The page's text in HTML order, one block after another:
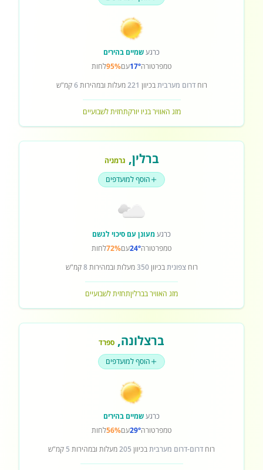
כרגעשמיים בהירים
טמפרטורה17°עם95%לחות
רוחדרום מערביתבכיוון 221מעלות ובמהירות6קמ"ש
מזג האוויר בניו יורקתחזית לשבועיים
ברלין, גרמניה
הוסף למועדפים
כרגעמעונן עם סיכוי לגשם
טמפרטורה24°עם72%לחות
רוחצפוניתבכיוון350מעלות ובמהירות8קמ"ש
מזג האוויר בברליןתחזית לשבועיים
ברצלונה, ספרד
הוסף למועדפים
כרגעשמיים בהירים
טמפרטורה29°עם56%לחות
רוח דרום-דרום מערביתבכיוון 205מעלות ובמהירות 5 קמ"ש